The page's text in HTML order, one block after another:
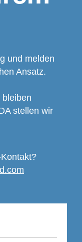
und melden
Ansatz.
stellen wir